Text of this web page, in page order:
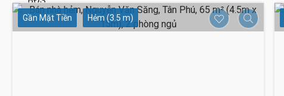
Gần Mặt Tiền Hẻm (3.5 m)